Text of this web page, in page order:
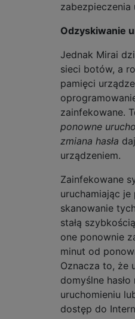
zabezpieczenia
Odzyskiwanie
Jednak Mirai
sieci botów, a
pamięci
zainfekowane.
ponowne
zmiana hasła
urządzeniem.
Zainfekowane
uruchamiając
skanowanie
stałą
one ponownie
minut od
Oznacza to, że
domyślne
uruchomieniu
dostęp do